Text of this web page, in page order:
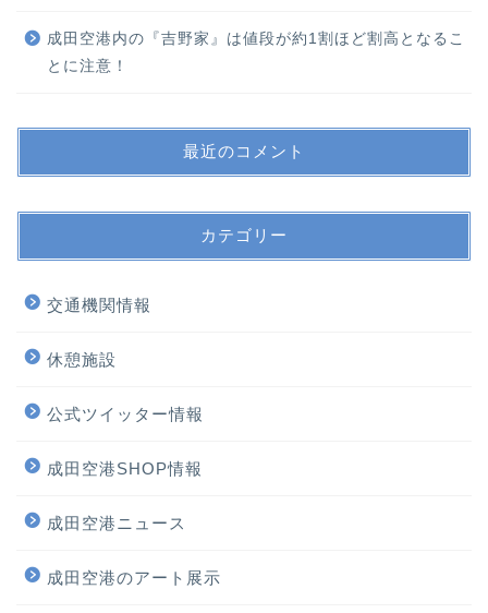
成田空港内の『吉野家』は値段が約1割ほど割高となるこ
とに注意！
最近のコメント
カテゴリー
交通機関情報
休憩施設
公式ツイッター情報
成田空港SHOP情報
成田空港ニュース
成田空港のアート展示